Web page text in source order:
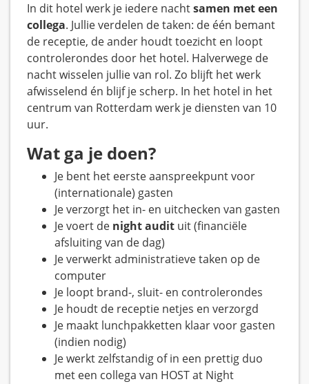
In dit hotel werk je iedere nachtsamen met een
collega. Jullie verdelen de taken: de één bemant
de receptie, de ander houdt toezicht en loopt
controlerondes door het hotel. Halverwege de
nacht wisselen jullie van rol. Zo blijft het werk
afwisselend én blijf je scherp. In het hotel in het
centrum van Rotterdam werk je diensten van 10
uur.
Wat ga je doen?
Je bent het eerste aanspreekpunt voor
(internationale) gasten
Je verzorgt het in- en uitchecken van gasten
Je voert de night audit uit (financiële
afsluiting van de dag)
Je verwerkt administratieve taken op de
computer
Je loopt brand-, sluit- en controlerondes
Je houdt de receptie netjes en verzorgd
Je maakt lunchpakketten klaar voor gasten
(indien nodig)
Je werkt zelfstandig of in een prettig duo
met een collega van HOST at Night